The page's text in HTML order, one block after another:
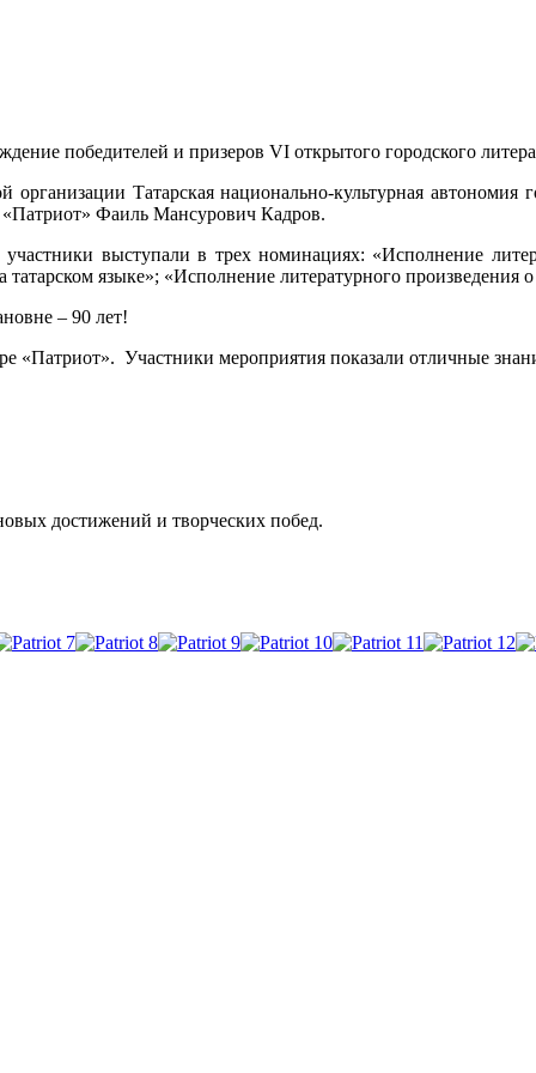
победителей и призеров VI открытого городского
организации Татарская национально-культурная
«Патриот» Фаиль Мансурович Кадров.
участники выступали в трех номинациях: «Исполнение
языке»; «Исполнение литературного произведения
– 90 лет!
«Патриот». Участники мероприятия показали отличные
достижений и творческих побед.